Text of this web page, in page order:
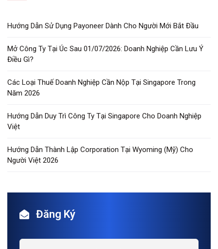
Hướng Dẫn Sử Dụng Payoneer Dành Cho Người Mới Bắt Đầu
Mở Công Ty Tại Úc Sau 01/07/2026: Doanh Nghiệp Cần Lưu Ý
Điều Gì?
Các Loại Thuế Doanh Nghiệp Cần Nộp Tại Singapore Trong
Năm 2026
Hướng Dẫn Duy Trì Công Ty Tại Singapore Cho Doanh Nghiệp
Việt
Hướng Dẫn Thành Lập Corporation Tại Wyoming (Mỹ) Cho
Người Việt 2026
Đăng Ký